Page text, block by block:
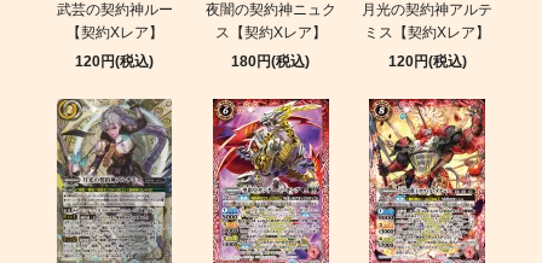
武芸の契約神ルー
【契約Xレア】
120円(税込)
夜闇の契約神ニュク
ス【契約Xレア】
180円(税込)
月光の契約神アルテ
ミス【契約Xレア】
120円(税込)